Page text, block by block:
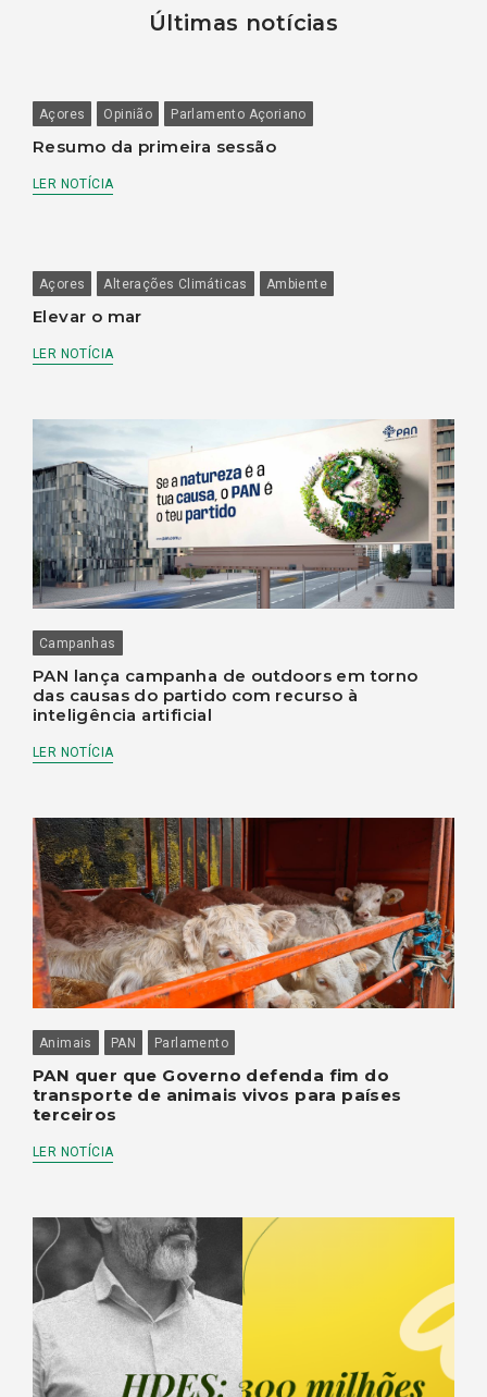
Últimas notícias
Açores Opinião Parlamento Açoriano
Resumo da primeira sessão
LER NOTÍCIA
Açores Alterações Climáticas Ambiente
Elevar o mar
LER NOTÍCIA
Campanhas
PAN lança campanha de outdoors em torno
das causas do partido com recurso à
inteligência artificial
LER NOTÍCIA
Animais PAN Parlamento
PAN quer que Governo defenda fim do
transporte de animais vivos para países
terceiros
LER NOTÍCIA